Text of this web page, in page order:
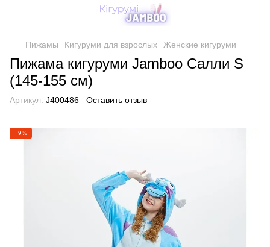
Пижамы Кигуруми для взрослых Женские кигуруми
Пижама кигуруми Jamboo Салли S
(145-155 см)
Артикул: J400486 Оставить отзыв
−9%